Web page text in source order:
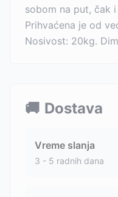
sobom na put, čak
Prihvaćena je od
Nosivost: 20kg.
🚚 Dostava
Vreme slanja
3 - 5 radnih dana